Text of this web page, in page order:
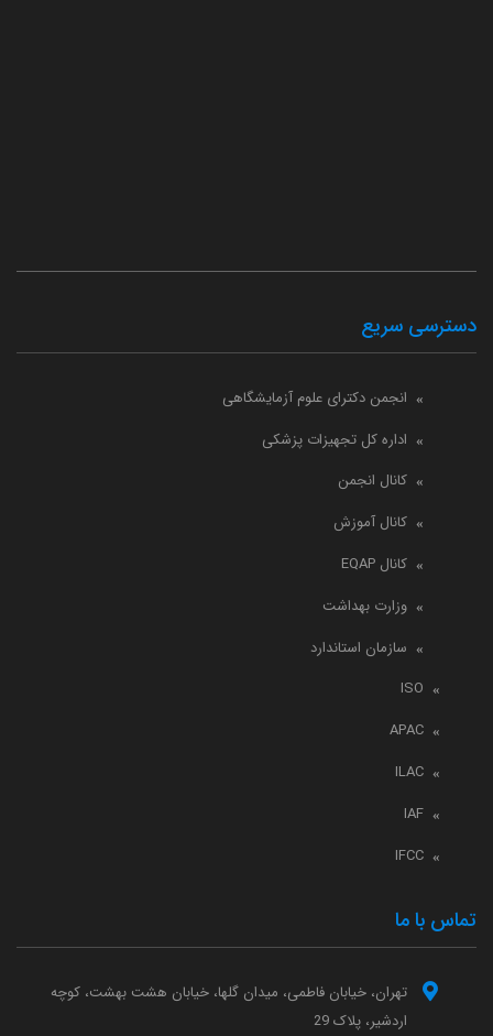
دسترسی سریع
انجمن دکترای علوم آزمایشگاهی
اداره کل تجهیزات پزشکی
کانال انجمن
کانال آموزش
کانال EQAP
وزارت بهداشت
سازمان استاندارد
ISO
APAC
ILAC
IAF
IFCC
تماس با ما
تهران، خیابان فاطمی، میدان گلها، خیابان هشت بهشت، کوچه
اردشیر، پلاک 29